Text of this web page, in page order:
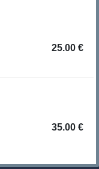
25.00 €
35.00 €